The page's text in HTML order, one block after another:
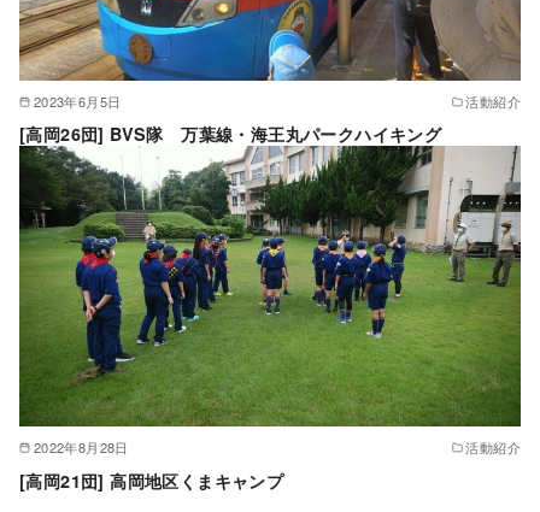
2023年6月5日 活動紹介
[高岡26団] BVS隊 万葉線・海王丸パークハイキング
2022年8月28日 活動紹介
[高岡21団] 高岡地区くまキャンプ